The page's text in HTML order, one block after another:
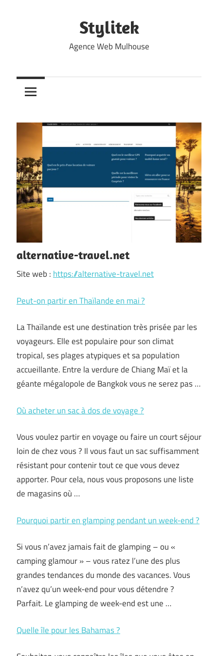
Stylitek
Agence Web Mulhouse
alternative-travel.net
Site web : https://alternative-travel.net
Peut-on partir en Thaïlande en mai ?
La Thaïlande est une destination très prisée par les
voyageurs. Elle est populaire pour son climat
tropical, ses plages atypiques et sa population
accueillante. Entre la verdure de Chiang Maï et la
géante mégalopole de Bangkok vous ne serez pas …
Où acheter un sac à dos de voyage ?
Vous voulez partir en voyage ou faire un court séjour
loin de chez vous ? Il vous faut un sac suffisamment
résistant pour contenir tout ce que vous devez
apporter. Pour cela, nous vous proposons une liste
de magasins où …
Pourquoi partir en glamping pendant un week-end ?
Si vous n’avez jamais fait de glamping – ou «
camping glamour » – vous ratez l’une des plus
grandes tendances du monde des vacances. Vous
n’avez qu’un week-end pour vous détendre ?
Parfait. Le glamping de week-end est une …
Quelle île pour les Bahamas ?